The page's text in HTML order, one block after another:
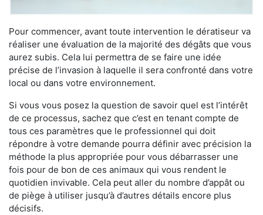
Pour commencer, avant toute intervention le dératiseur va
réaliser une évaluation de la majorité des dégâts que vous
aurez subis. Cela lui permettra de se faire une idée
précise de l’invasion à laquelle il sera confronté dans votre
local ou dans votre environnement.
Si vous vous posez la question de savoir quel est l’intérêt
de ce processus, sachez que c’est en tenant compte de
tous ces paramètres que le professionnel qui doit
répondre à votre demande pourra définir avec précision la
méthode la plus appropriée pour vous débarrasser une
fois pour de bon de ces animaux qui vous rendent le
quotidien invivable. Cela peut aller du nombre d’appât ou
de piège à utiliser jusqu’à d’autres détails encore plus
décisifs.